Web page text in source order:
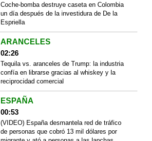
Coche-bomba destruye caseta en Colombia
un día después de la investidura de De la
Espriella
ARANCELES
02:26
Tequila vs. aranceles de Trump: la industria
confía en librarse gracias al whiskey y la
reciprocidad comercial
ESPAÑA
00:53
(VIDEO) España desmantela red de tráfico
de personas que cobró 13 mil dólares por